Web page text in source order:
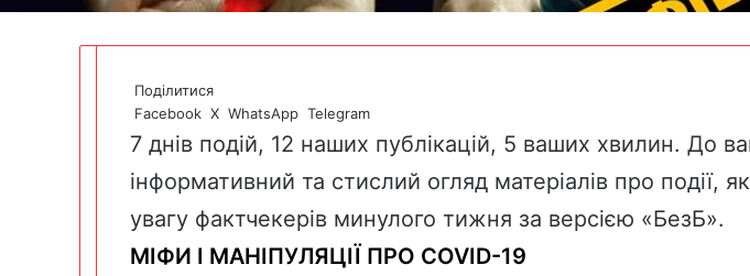
Поділитися
Facebook X WhatsApp Telegram
7 днів подій, 12 наших публікацій, 5 ваших хвилин. До
інформативний та стислий огляд матеріалів про події,
увагу фактчекерів минулого тижня за версією «БезБ».
МІФИ І МАНІПУЛЯЦІЇ ПРО COVID-19